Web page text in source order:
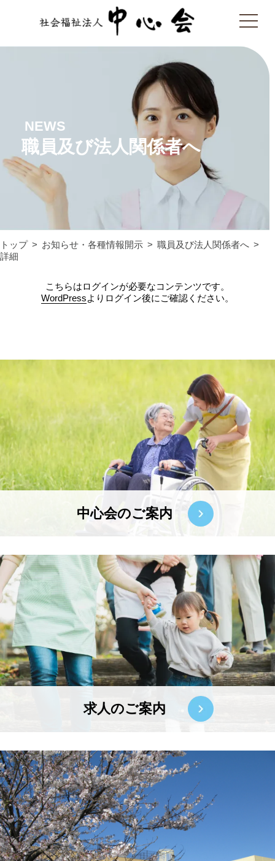
NEWS
職員及び法人関係者へ
トップ お知らせ・各種情報開示
職員及び法人関係者へ
詳細
こちらはログインが必要なコンテンツです。
WordPressよりログイン後にご確認ください。
中心会のご案内
求人のご案内